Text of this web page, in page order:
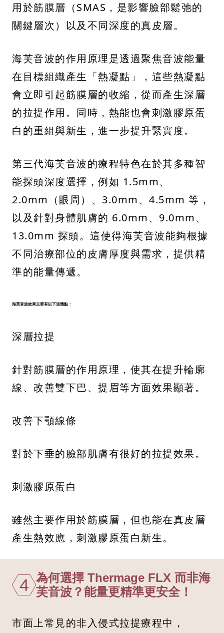
用於筋膜層（SMAS，是影響臉部鬆弛的
關鍵層次）以及不同深度的真皮層。
海芙音波的作用原理是透過聚焦音波能量
在目標組織產生「熱凝點」，這些熱凝點
會立即引起筋膜層的收縮，從而產生深層
的拉提作用。同時，熱能也會刺激膠原蛋
白的重組與新生，進一步提升緊實度。
第三代海芙音波的療程特色在於其多種智
能探頭深度選擇，例如 1.5mm、
2.0mm（眼周）、3.0mm、4.5mm 等，
以及針對身體肌膚的 6.0mm、9.0mm、
13.0mm 探頭。這使得海芙音波能夠根據
不同治療部位的皮膚厚度與需求，提供精
準的能量傳遞。
海芙音波效果主要有以下這幾點：
深層拉提
針對筋膜層的作用原理，使其在提升輪廓
線、改善雙下巴、提眉等方面效果顯著。
改善下顎線條
對於下垂的臉部肌膚有很好的拉提效果。
刺激膠原蛋白
雖然主要作用於筋膜層，但也能在真皮層
產生熱效應，刺激膠原蛋白新生。
4 為何選擇 Thermage FLX 而非海
芙音波？能量更精準更安全！
市面上常見的非入侵式拉提療程中，